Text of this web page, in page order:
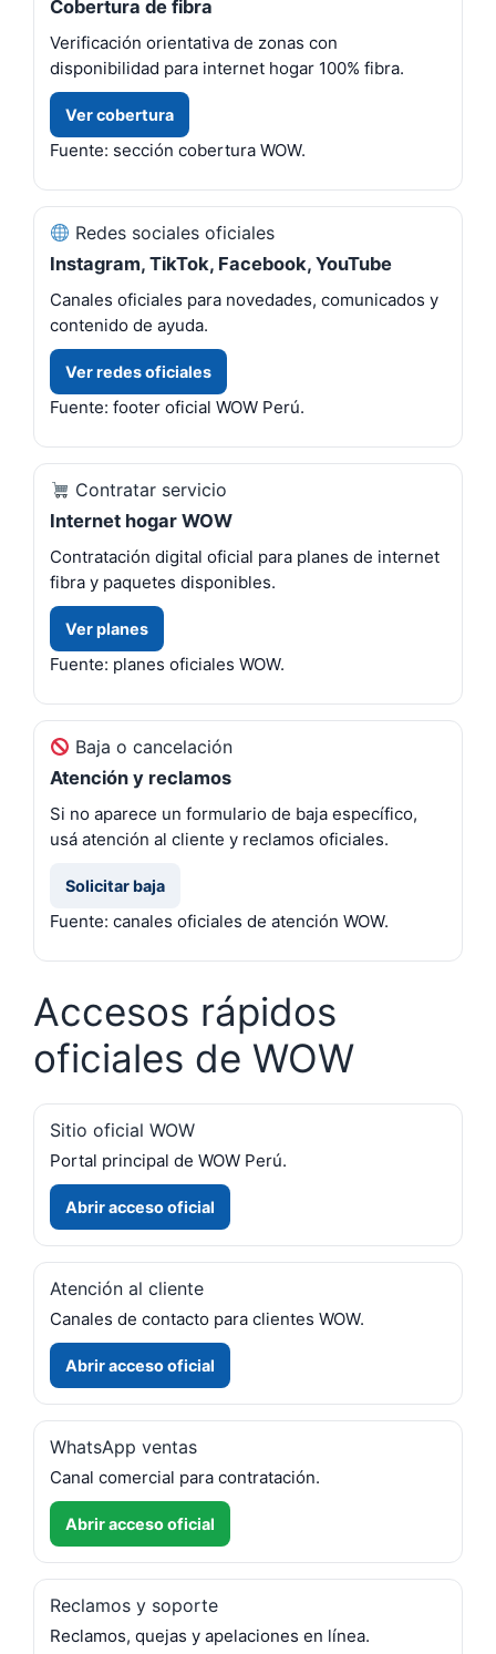
Cobertura de fibra
Verificación orientativa de zonas con
disponibilidad para internet hogar 100% fibra.
Ver cobertura
Fuente: sección cobertura WOW.
Redes sociales oficiales
Instagram, TikTok, Facebook, YouTube
Canales oficiales para novedades, comunicados y
contenido de ayuda.
Ver redes oficiales
Fuente: footer oficial WOW Perú.
Contratar servicio
Internet hogar WOW
Contratación digital oficial para planes de internet
fibra y paquetes disponibles.
Ver planes
Fuente: planes oficiales WOW.
Baja o cancelación
Atención y reclamos
Si no aparece un formulario de baja específico,
usá atención al cliente y reclamos oficiales.
Solicitar baja
Fuente: canales oficiales de atención WOW.
Accesos rápidos
oficiales de WOW
Sitio oficial WOW
Portal principal de WOW Perú.
Abrir acceso oficial
Atención al cliente
Canales de contacto para clientes WOW.
Abrir acceso oficial
WhatsApp ventas
Canal comercial para contratación.
Abrir acceso oficial
Reclamos y soporte
Reclamos, quejas y apelaciones en línea.